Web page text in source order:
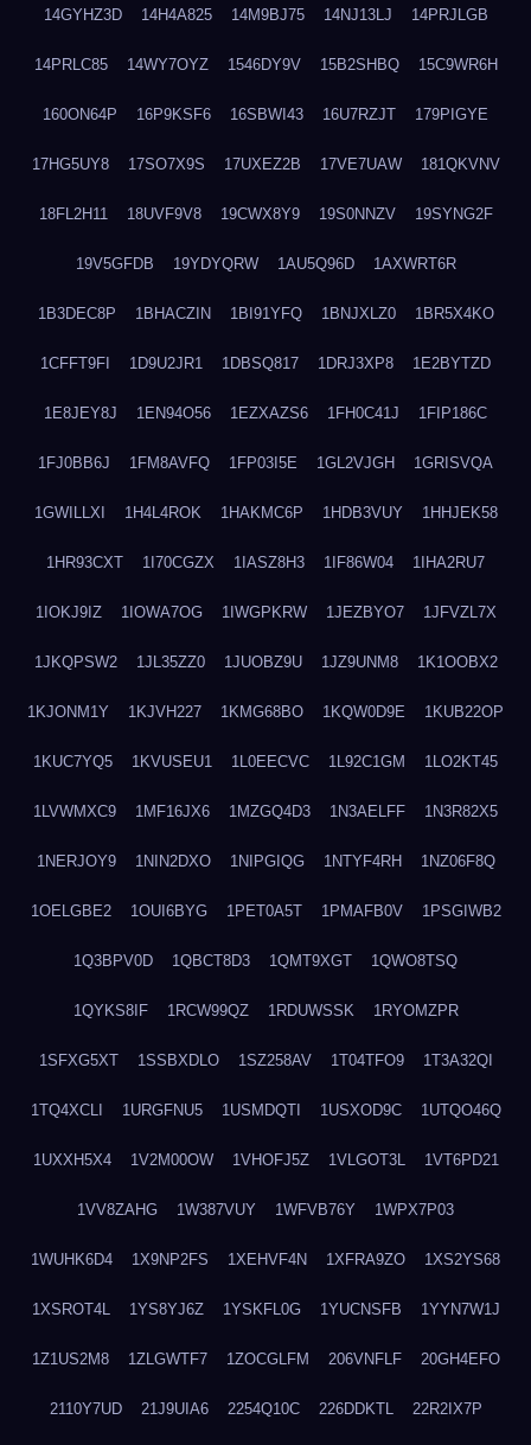
14GYHZ3D 14H4A825 14M9BJ75 14NJ13LJ 14PRJLGB
14PRLC85 14WY7OYZ 1546DY9V 15B2SHBQ 15C9WR6H
160ON64P 16P9KSF6 16SBWI43 16U7RZJT 179PIGYE
17HG5UY8 17SO7X9S 17UXEZ2B 17VE7UAW 181QKVNV
18FL2H11 18UVF9V8 19CWX8Y9 19S0NNZV 19SYNG2F
19V5GFDB 19YDYQRW 1AU5Q96D 1AXWRT6R
1B3DEC8P 1BHACZIN 1BI91YFQ 1BNJXLZ0 1BR5X4KO
1CFFT9FI 1D9U2JR1 1DBSQ817 1DRJ3XP8 1E2BYTZD
1E8JEY8J 1EN94O56 1EZXAZS6 1FH0C41J 1FIP186C
1FJ0BB6J 1FM8AVFQ 1FP03I5E 1GL2VJGH 1GRISVQA
1GWILLXI 1H4L4ROK 1HAKMC6P 1HDB3VUY 1HHJEK58
1HR93CXT 1I70CGZX 1IASZ8H3 1IF86W04 1IHA2RU7
1IOKJ9IZ 1IOWA7OG 1IWGPKRW 1JEZBYO7 1JFVZL7X
1JKQPSW2 1JL35ZZ0 1JUOBZ9U 1JZ9UNM8 1K1OOBX2
1KJONM1Y 1KJVH227 1KMG68BO 1KQW0D9E 1KUB22OP
1KUC7YQ5 1KVUSEU1 1L0EECVC 1L92C1GM 1LO2KT45
1LVWMXC9 1MF16JX6 1MZGQ4D3 1N3AELFF 1N3R82X5
1NERJOY9 1NIN2DXO 1NIPGIQG 1NTYF4RH 1NZ06F8Q
1OELGBE2 1OUI6BYG 1PET0A5T 1PMAFB0V 1PSGIWB2
1Q3BPV0D 1QBCT8D3 1QMT9XGT 1QWO8TSQ
1QYKS8IF 1RCW99QZ 1RDUWSSK 1RYOMZPR
1SFXG5XT 1SSBXDLO 1SZ258AV 1T04TFO9 1T3A32QI
1TQ4XCLI 1URGFNU5 1USMDQTI 1USXOD9C 1UTQO46Q
1UXXH5X4 1V2M00OW 1VHOFJ5Z 1VLGOT3L 1VT6PD21
1VV8ZAHG 1W387VUY 1WFVB76Y 1WPX7P03
1WUHK6D4 1X9NP2FS 1XEHVF4N 1XFRA9ZO 1XS2YS68
1XSROT4L 1YS8YJ6Z 1YSKFL0G 1YUCNSFB 1YYN7W1J
1Z1US2M8 1ZLGWTF7 1ZOCGLFM 206VNFLF 20GH4EFO
2110Y7UD 21J9UIA6 2254Q10C 226DDKTL 22R2IX7P